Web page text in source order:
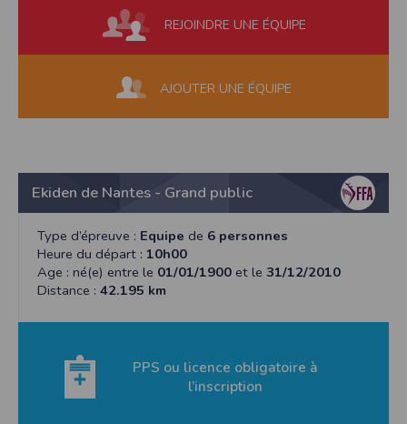
REJOINDRE UNE ÉQUIPE
AJOUTER UNE ÉQUIPE
Ekiden de Nantes - Grand public
Type d’épreuve : Equipe de 6 personnes
Heure du départ : 10h00
Age : né(e) entre le 01/01/1900 et le 31/12/2010
Distance : 42.195 km
PPS ou licence obligatoire à
l’inscription